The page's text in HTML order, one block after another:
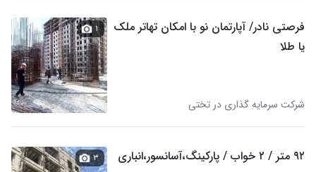
فرصتی نادر/ آپارتمان نو با امکان تهاتر ملک
یا طلا
شرکت سرمایه گذاری در تختی
۱
۹۲ متر / ۲ خواب / پارکینگ،آسانسور،انباری ۳